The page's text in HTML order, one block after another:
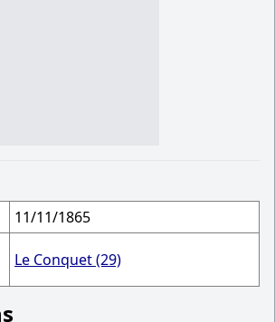
11/11/1865
Le Conquet (29)